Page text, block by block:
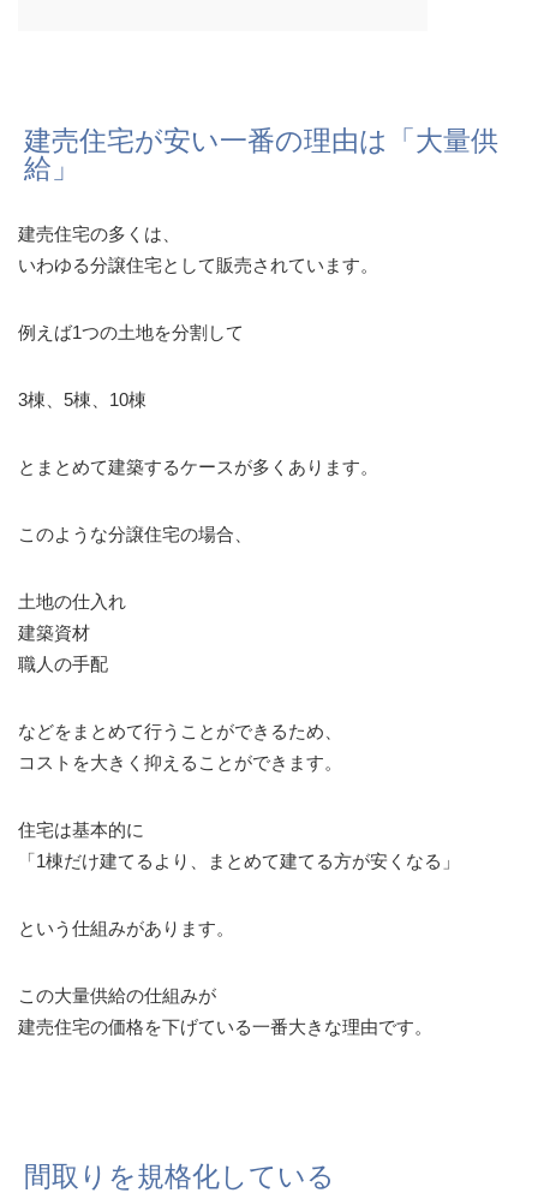
建売住宅が安い一番の理由は「大量供
給」
建売住宅の多くは、
いわゆる分譲住宅として販売されています。
例えば1つの土地を分割して
3棟、5棟、10棟
とまとめて建築するケースが多くあります。
このような分譲住宅の場合、
土地の仕入れ
建築資材
職人の手配
などをまとめて行うことができるため、
コストを大きく抑えることができます。
住宅は基本的に
「1棟だけ建てるより、まとめて建てる方が安くなる」
という仕組みがあります。
この大量供給の仕組みが
建売住宅の価格を下げている一番大きな理由です。
間取りを規格化している